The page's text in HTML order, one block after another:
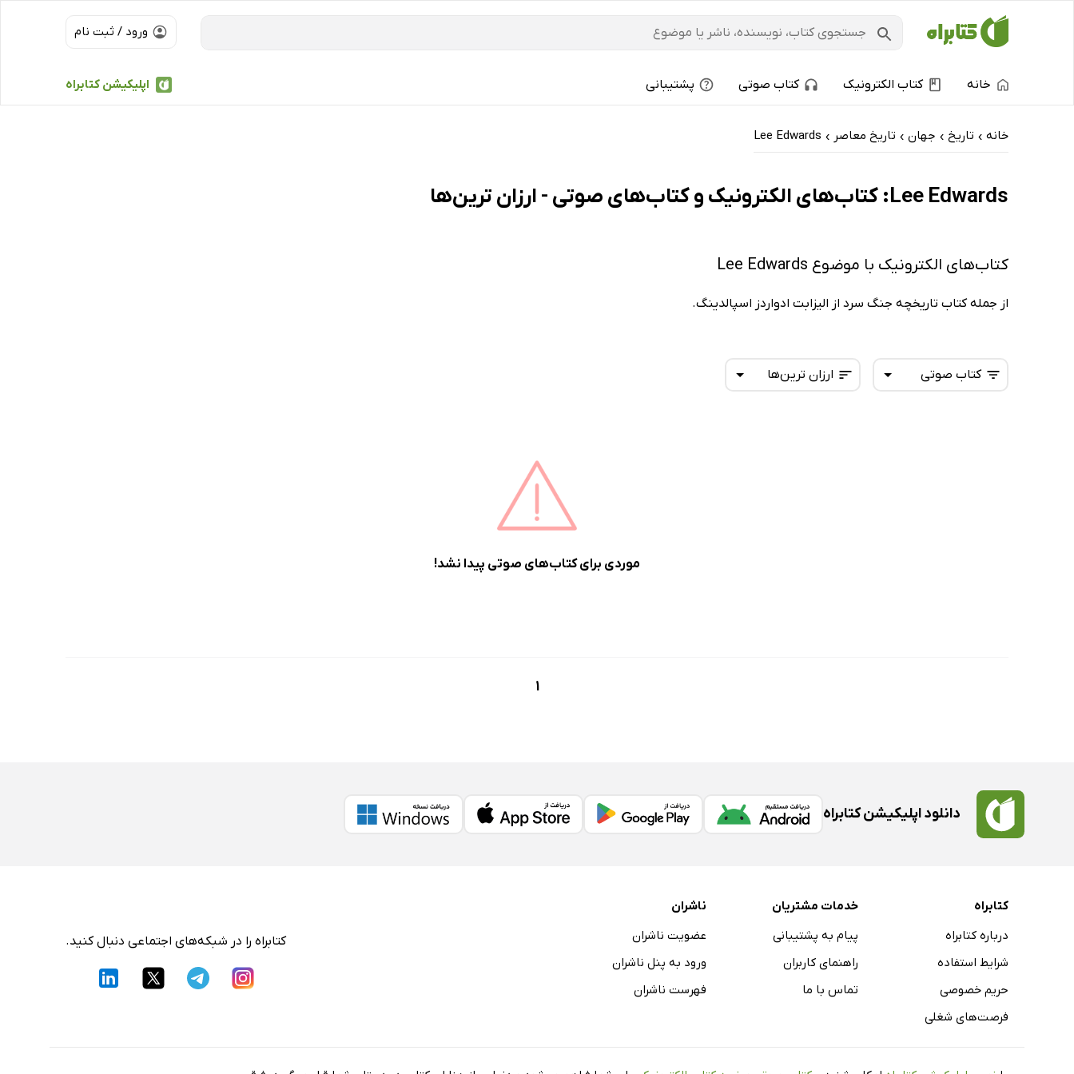
ورود / ثبت نام
اپلیکیشن کتابراه خانه کتاب الکترونیک کتاب صوتی پشتیبانی
خانه › تاریخ › جهان › تاریخ معاصر ›
Lee Edwards
Lee Edwards: کتاب‌های الکترونیک و کتاب‌های صوتی - ارزان ترین‌ها
کتاب‌های الکترونیک با موضوع Lee Edwards
از جمله کتاب تاریخچه جنگ سرد از الیزابت ادواردز اسپالدینگ.
ارزان ترین‌ها کتاب صوتی
موردی برای کتاب‌های صوتی پیدا نشد!
1
دانلود اپلیکیشن کتابراه
کتابراه
درباره کتابراه
شرایط استفاده
حریم خصوصی
فرصت‌های شغلی
خدمات مشتریان
پیام به پشتیبانی
راهنمای کاربران
تماس با ما
ناشران
عضویت ناشران
ورود به پنل ناشران
فهرست ناشران
کتابراه را در شبکه‌های اجتماعی دنبال کنید.